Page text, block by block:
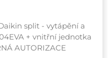
split - vytápění a
+ vnitřní jednotka
AUTORIZACE